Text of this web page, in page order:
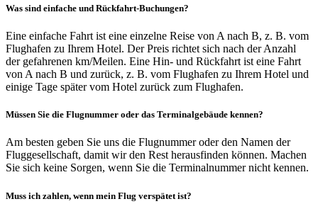
Was sind einfache und Rückfahrt-Buchungen?
Eine einfache Fahrt ist eine einzelne Reise von A nach B, z. B. vom
Flughafen zu Ihrem Hotel. Der Preis richtet sich nach der Anzahl
der gefahrenen km/Meilen. Eine Hin- und Rückfahrt ist eine Fahrt
von A nach B und zurück, z. B. vom Flughafen zu Ihrem Hotel und
einige Tage später vom Hotel zurück zum Flughafen.
Müssen Sie die Flugnummer oder das Terminalgebäude kennen?
Am besten geben Sie uns die Flugnummer oder den Namen der
Fluggesellschaft, damit wir den Rest herausfinden können. Machen
Sie sich keine Sorgen, wenn Sie die Terminalnummer nicht kennen.
Muss ich zahlen, wenn mein Flug verspätet ist?